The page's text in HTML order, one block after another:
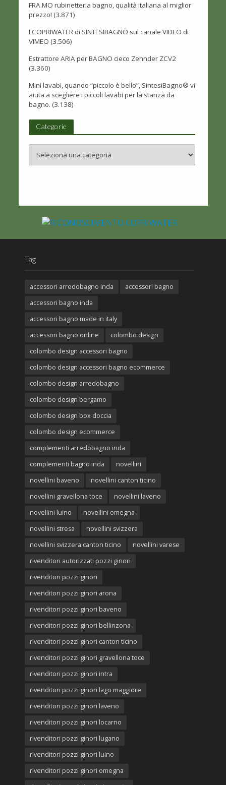
FRA.MO rubinetteria bagno, qualità italiana al miglior
prezzo! (3.871)
I COPRIWATER di SINTESIBAGNO sul canale VIDEO di
VIMEO (3.506)
Estrattore ARIA per BAGNO cieco Zehnder ZCV2
(3.360)
Mini lavabi, quando “piccolo è bello”, SintesiBagno® vi
aiuta a scegliere i piccoli lavabi per la stanza da
bagno. (3.138)
Categorie
Tag
accessori arredobagno inda
accessori bagno
accessori bagno inda
accessori bagno made in italy
accessori bagno online
colombo design
colombo design accessori bagno
colombo design accessori bagno ecommerce
colombo design arredobagno
colombo design bergamo
colombo design box doccia
colombo design ecommerce
complementi arredobagno inda
complementi bagno inda
novellini
novellini baveno
novellini canton ticino
novellini gravellona toce
novellini laveno
novellini luino
novellini omegna
novellini stresa
novellini svizzera
novellini svizzera canton ticino
novellini varese
rivenditori autorizzati pozzi ginori
rivenditori pozzi ginori
rivenditori pozzi ginori arona
rivenditori pozzi ginori baveno
rivenditori pozzi ginori bellinzona
rivenditori pozzi ginori canton ticino
rivenditori pozzi ginori gravellona toce
rivenditori pozzi ginori intra
rivenditori pozzi ginori lago maggiore
rivenditori pozzi ginori laveno
rivenditori pozzi ginori locarno
rivenditori pozzi ginori lugano
rivenditori pozzi ginori luino
rivenditori pozzi ginori omegna